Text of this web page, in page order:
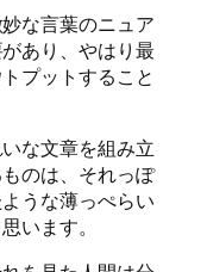
な言葉のニュア
あり、やはり最
プットすること
な文章を組み立
のは、それっぽ
うな薄っぺらい
います。